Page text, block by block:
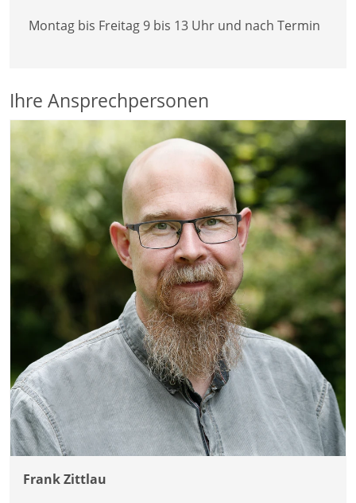
Montag bis Freitag 9 bis 13 Uhr und nach Termin
Ihre Ansprechpersonen
Frank Zittlau